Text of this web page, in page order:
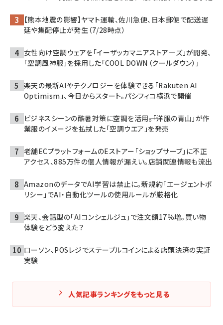
【熊本地震の影響】ヤマト運輸、佐川急便、日本郵便で配送遅
延や集配停止が発生（7/28時点）
女性向け空調ウェアを「イーザッカマニアストア―ズ」が開発、
「空調風神服」を採用した「COOL DOWN（クールダウン）」
楽天の最新AIやテクノロジーを体験できる「Rakuten AI
Optimism」、今日からスタート。パシフィコ横浜で開催
ビジネスシーンの酷暑対策に空調を活用――。「洋服の青山」が作
業服のイメージを払拭した「空調ウエア」を発売
老舗ECプラットフォームのEストアー「ショップサーブ」に不正
アクセス、885万件の個人情報が漏えい。店舗関連情報も流出
AmazonのデータでAI学習は禁止に。新規約「エージェントポ
リシー」でAI・自動化ツールの使用ルールが厳格化
楽天、会話型の「AIコンシェルジュ」で注文額17％増。買い物
体験をどう変えた？
ローソン、POSレジでステーブルコインによる店頭決済の実証
実験
人気記事ランキングをもっと見る